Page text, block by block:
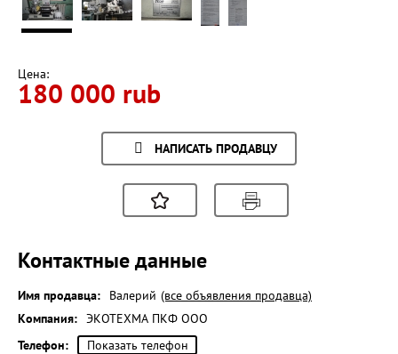
Цена:
180 000 rub
НАПИСАТЬ ПРОДАВЦУ
Контактные данные
Имя продавца: Валерий (все объявления продавца)
Компания: ЭКОТЕХМА ПКФ ООО
Телефон:
Показать телефон